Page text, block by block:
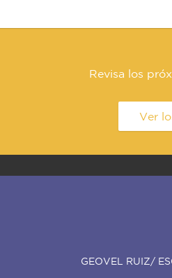
Revisa los
Ver
GEOVEL RUIZ/